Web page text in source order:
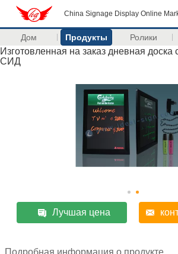
China Signage Display Online
Дом Продукты Ролики
Изготовленная на заказ дневная доска
СИД
Лучшая цена
Подробная информация о продукте